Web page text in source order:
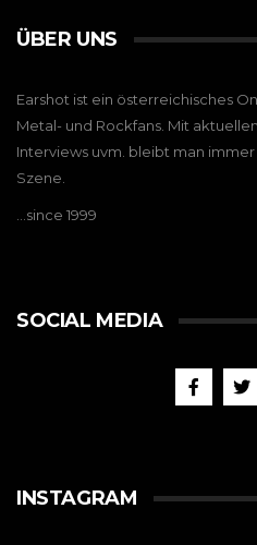
ÜBER UNS
Earshot ist ein österreichisches
Metal- und Rockfans. Mit
Interviews uvm. bleibt man
Szene.
…since 1999
SOCIAL MEDIA
INSTAGRAM